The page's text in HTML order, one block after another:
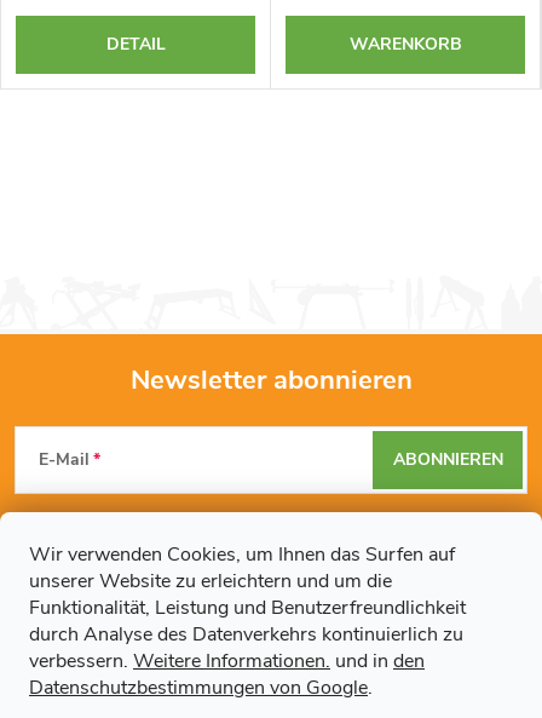
Wir verwenden Cookies, um Ihnen das Surfen auf
unserer Website zu erleichtern und um die
Funktionalität, Leistung und Benutzerfreundlichkeit
durch Analyse des Datenverkehrs kontinuierlich zu
verbessern. Weitere Informationen. und in den
Datenschutzbestimmungen von Google.
DETAIL WARENKORB
F
u
ß
Newsletter abonnieren
E-Mail
Mit der Eingabe Ihrer E-Mail-Adresse erklären Sie sich mit den
Datenschutzbestimmungen
einverstanden.
ABONNIEREN
Weitere Informationen